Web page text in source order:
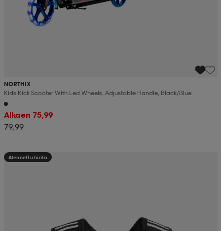
NORTHIX
Kids Kick Scooter With Led Wheels, Adjustable Handle, Black/blue
Alkaen 75,99
79,99
Alennettu hinta